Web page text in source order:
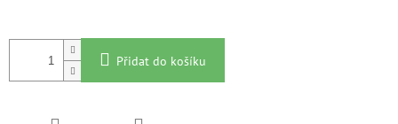
Přidat do košíku